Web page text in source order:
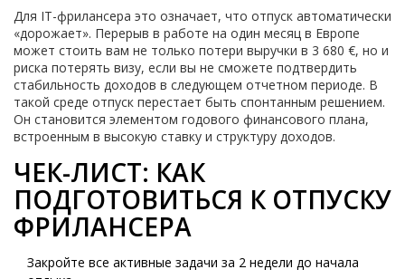
Для IT-фрилансера это означает, что отпуск автоматически
«дорожает». Перерыв в работе на один месяц в Европе
может стоить вам не только потери выручки в 3 680 €, но и
риска потерять визу, если вы не сможете подтвердить
стабильность доходов в следующем отчетном периоде. В
такой среде отпуск перестает быть спонтанным решением.
Он становится элементом годового финансового плана,
встроенным в высокую ставку и структуру доходов.
ЧЕК-ЛИСТ: КАК
ПОДГОТОВИТЬСЯ К ОТПУСКУ
ФРИЛАНСЕРА
Закройте все активные задачи за 2 недели до начала